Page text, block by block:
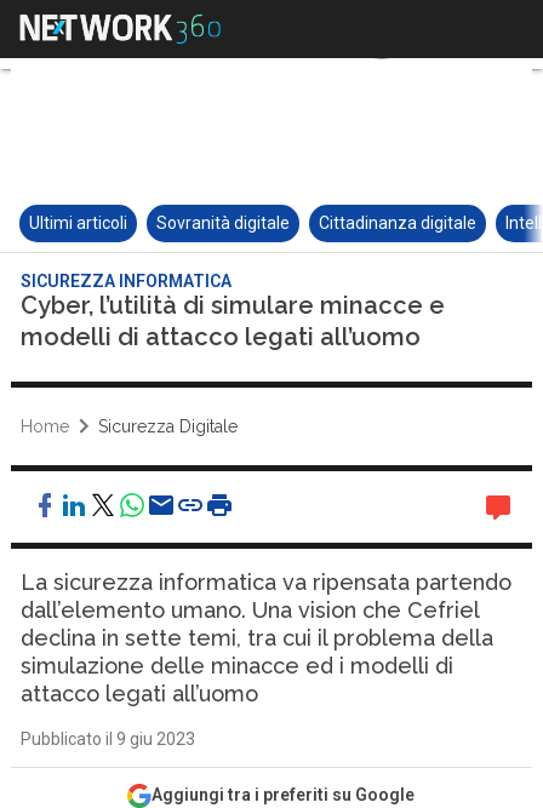
Ultimi articoli Sovranità digitale Cittadinanza digitale
SICUREZZA INFORMATICA
Cyber, l’utilità di simulare minacce e
modelli di attacco legati all’uomo
Home Sicurezza Digitale
La sicurezza informatica va ripensata partendo
dall’elemento umano. Una vision che Cefriel
declina in sette temi, tra cui il problema della
simulazione delle minacce ed i modelli di
attacco legati all’uomo
Pubblicato il 9 giu 2023
Aggiungi tra i preferiti su Google